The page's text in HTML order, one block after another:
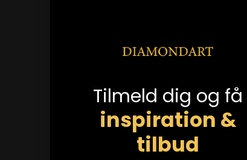
Tilmeld dig og få
inspiration &
tilbud